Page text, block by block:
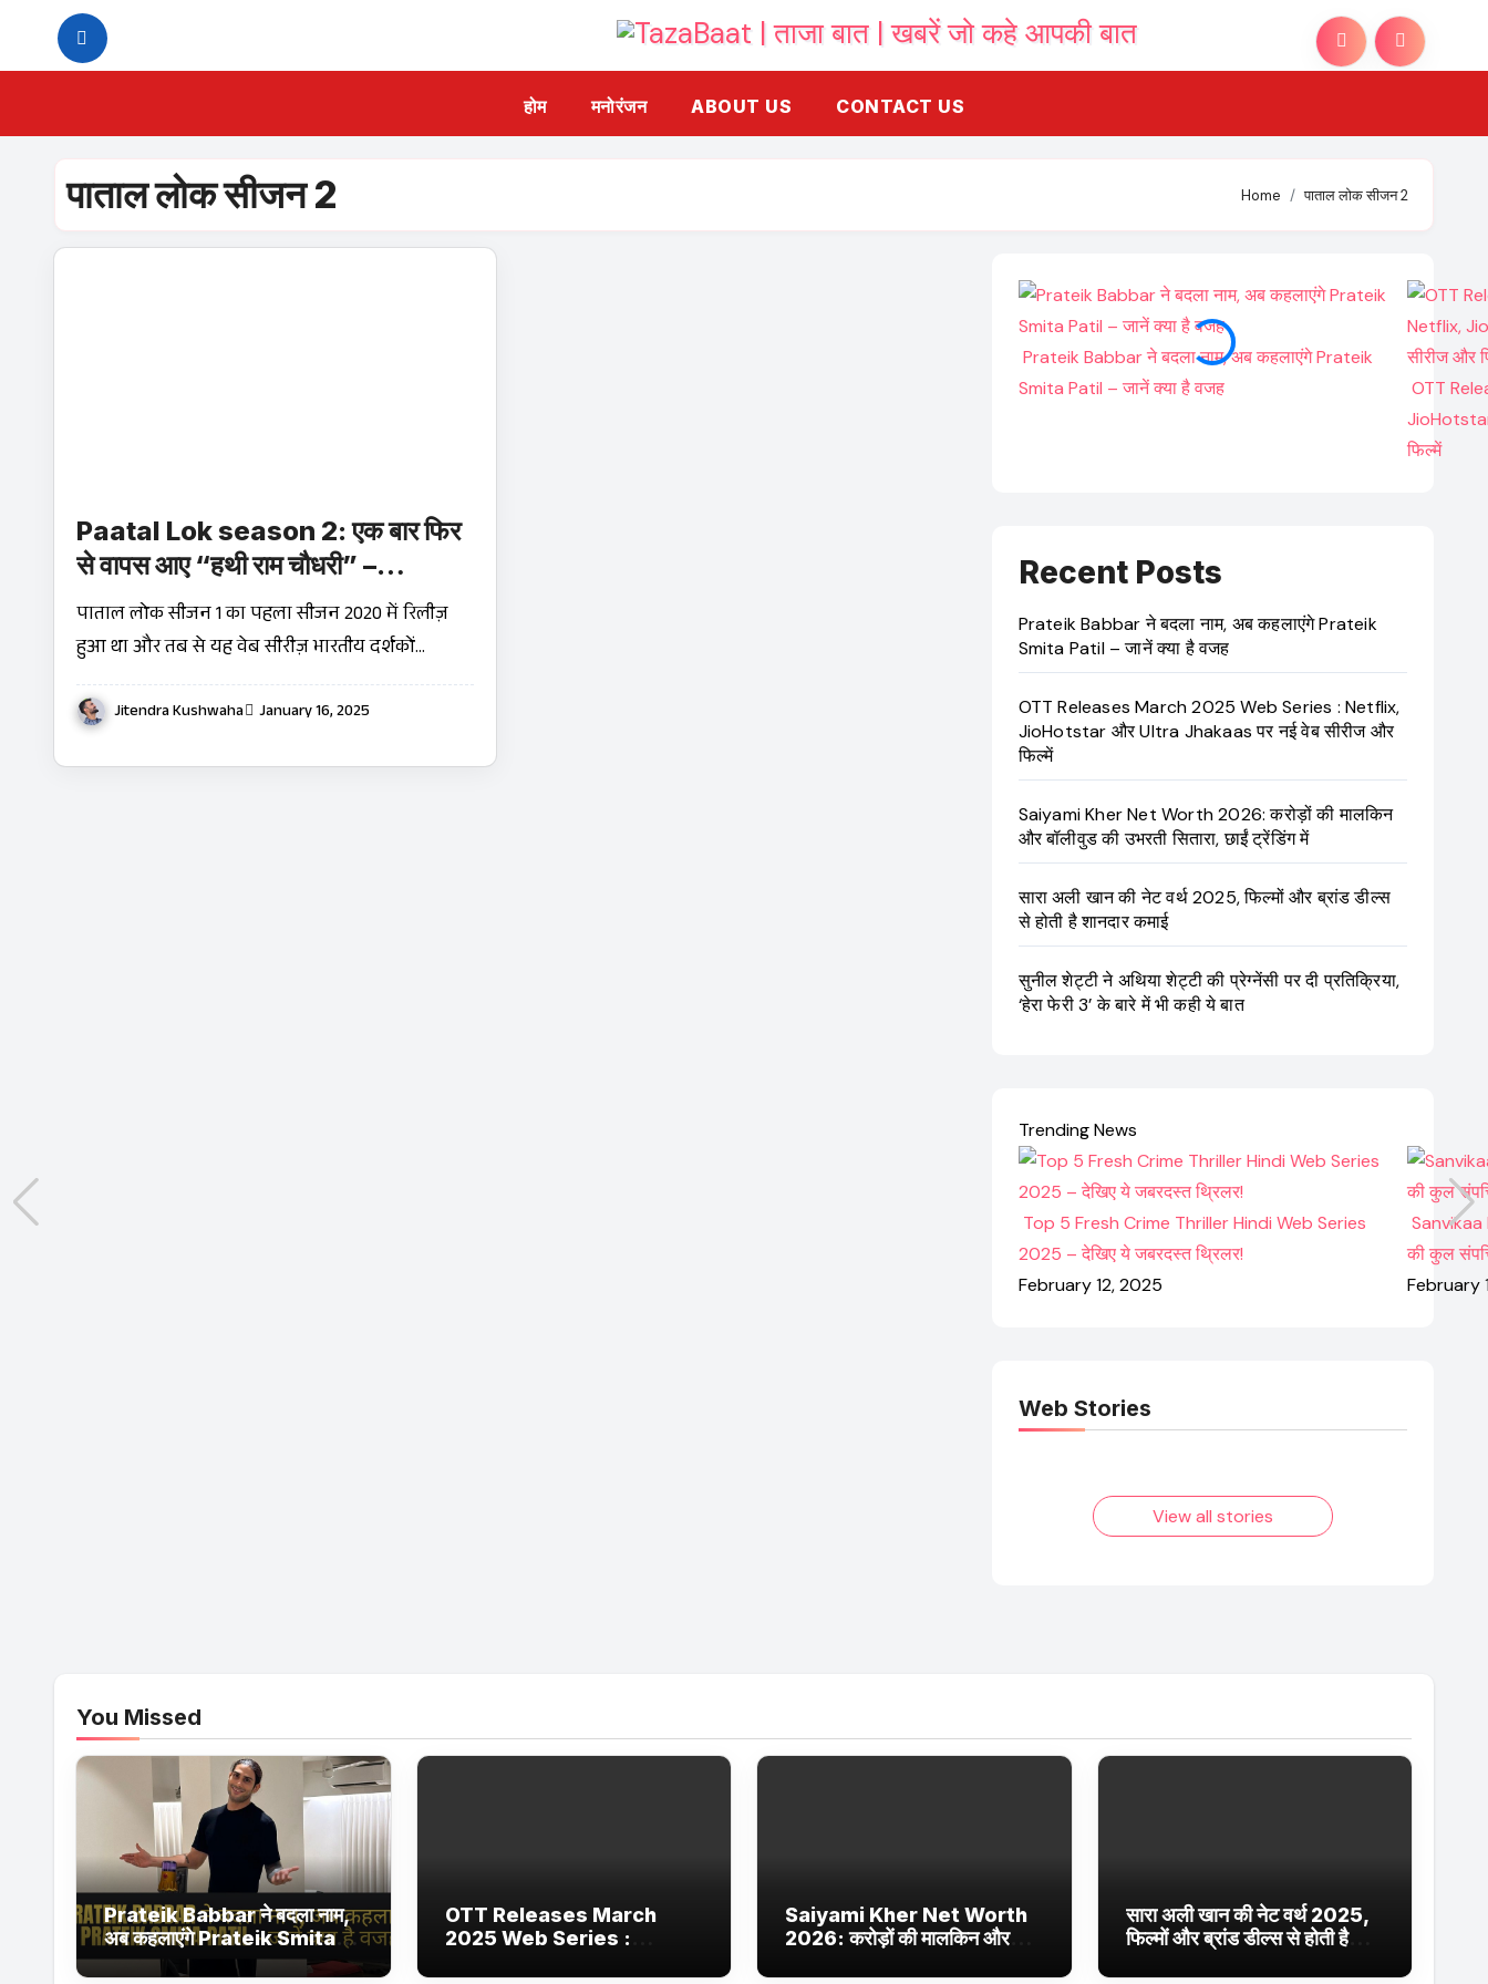
content
होम मनोरंजन ABOUT US CONTACT US
पाताल लोक सीजन 2 Home पाताल लोक सीजन 2
Paatal Lok season 2: एक बार फिर
से वापस आए “हथी राम चौधरी” –
Jaideep Ahlawat Web Series
2025
पाताल लोक सीजन 1 का पहला सीजन 2020 में रिलीज़
हुआ था और तब से यह वेब सीरीज़ भारतीय दर्शकों…
Jitendra Kushwaha January 16, 2025
Prateik Babbar ने बदला नाम, अब कहलाएंगे Prateik
Smita Patil – जानें क्या है वजह
OTT
फिल्में
Recent Posts
Prateik Babbar ने बदला नाम, अब कहलाएंगे Prateik
Smita Patil – जानें क्या है वजह
OTT Releases March 2025 Web Series : Netflix,
JioHotstar और Ultra Jhakaas पर नई वेब सीरीज और
फिल्में
Saiyami Kher Net Worth 2026: करोड़ों की मालकिन
और बॉलीवुड की उभरती सितारा, छाईं ट्रेंडिंग में
सारा अली खान की नेट वर्थ 2025, फिल्मों और ब्रांड डील्स
से होती है शानदार कमाई
सुनील शेट्टी ने अथिया शेट्टी की प्रेग्नेंसी पर दी प्रतिक्रिया,
‘हेरा फेरी 3’ के बारे में भी कही ये बात
Trending News
Top 5 Fresh Crime Thriller Hindi Web Series
2025 – देखिए ये जबरदस्त थ्रिलर!
February 12, 2025
Sanvikaa
की कुल
February
Web Stories
Elvish Yadav: एक
आम लड़के से यूट्यूबर
फिल्मों का जादू और
View all stories
You Missed
Prateik Babbar ने बदला नाम,
अब कहलाएंगे Prateik Smita
Patil – जानें क्या है वजह
OTT Releases March
2025 Web Series :
Saiyami Kher Net Worth
2026: करोड़ों की मालकिन और
सारा अली खान की नेट वर्थ 2025,
फिल्मों और ब्रांड डील्स से होती है